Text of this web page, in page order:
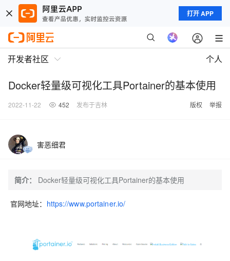
打开 APP
开发者社区 个人
Docker轻量级可视化工具Portainer的基本使用
2022-11-22 452 发布于吉林 版权 举报
害恶细君
简介： Docker轻量级可视化工具Portainer的基本使用
官网地址： https://www.portainer.io/